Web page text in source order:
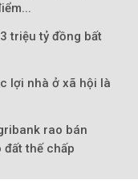
triệu tỷ đồng bất
lợi nhà ở xã hội là
rao bán
đất thế chấp